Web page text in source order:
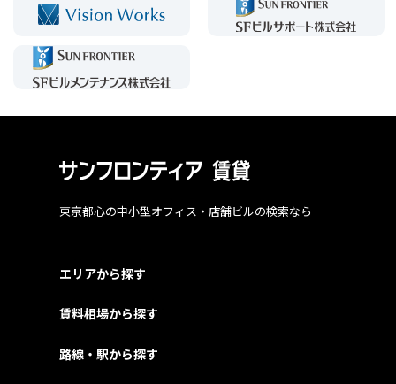
東京都心の中小型オフィス・店舗ビルの検索なら
エリアから探す
賃料相場から探す
路線・駅から探す